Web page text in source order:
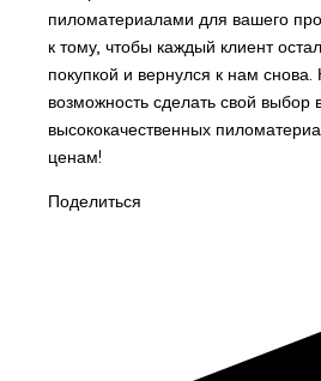
пиломатериалами для вашего
к тому, чтобы каждый клиент
покупкой и вернулся к нам снова.
возможность сделать свой выбор
высококачественных
ценам!
Поделиться